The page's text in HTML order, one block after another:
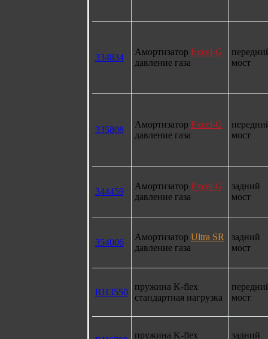
334834
Амортизатор Excel-G
давление газа
мост
335808
Амортизатор Excel-G
давление газа
мост
344459
Амортизатор Excel-G
давление газа
задний
мост
354006
Амортизатор Ultra SR
давление газа
задний
мост
RH3550
пружина K-flex
стандартная нагрузка
мост
пружина K-flex задний